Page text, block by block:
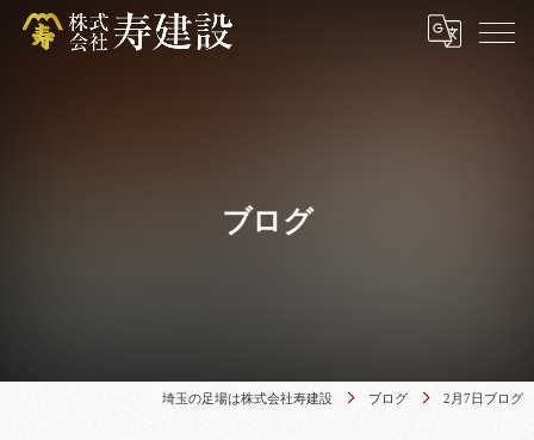
ブログ
埼玉の足場は株式会社寿建設 ブログ 2月7日ブログ